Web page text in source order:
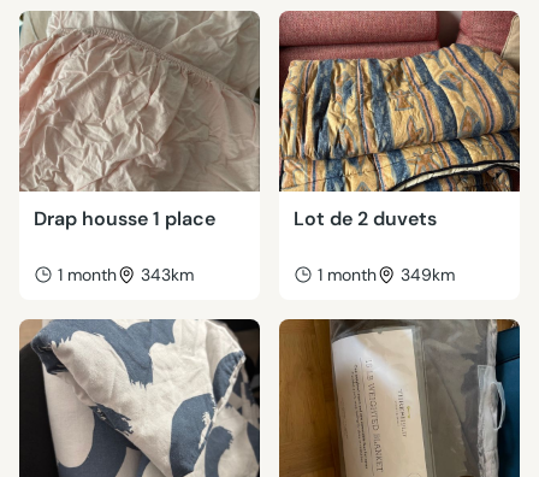
Drap housse 1 place
1 month 343km
Lot de 2 duvets
1 month 349km